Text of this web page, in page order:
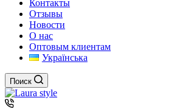
Контакты
Отзывы
Новости
О нас
Оптовым клиентам
Українська
Поиск